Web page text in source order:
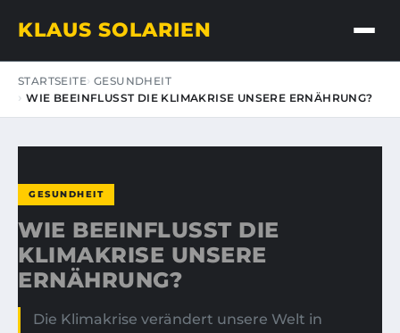
KLAUS SOLARIEN
STARTSEITE GESUNDHEIT
WIE BEEINFLUSST DIE KLIMAKRISE UNSERE ERNÄHRUNG?
GESUNDHEIT
WIE BEEINFLUSST DIE
KLIMAKRISE UNSERE
ERNÄHRUNG?
Die Klimakrise verändert unsere Welt in